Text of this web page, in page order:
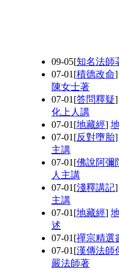
09-05[知名法師
07-01 [積德改命
陳女士著
07-01 [答問釋疑
化上人講
07-01 [地藏經]
07-01 [反對墮胎
主講
07-01 [佛說阿彌
人主講
07-01 [淺釋講記
主講
07-01 [地藏經]
述
07-01 [禪宗精選
07-01 [漢傳法師
嚴法師著